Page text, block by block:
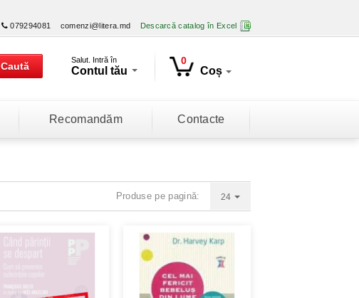
079294081 comenzi@litera.md Descarcă catalog în Excel
Caută
Salut. Intră în
Contul tău
0
Coș
Recomandăm Contacte
Produse pe pagină: 24